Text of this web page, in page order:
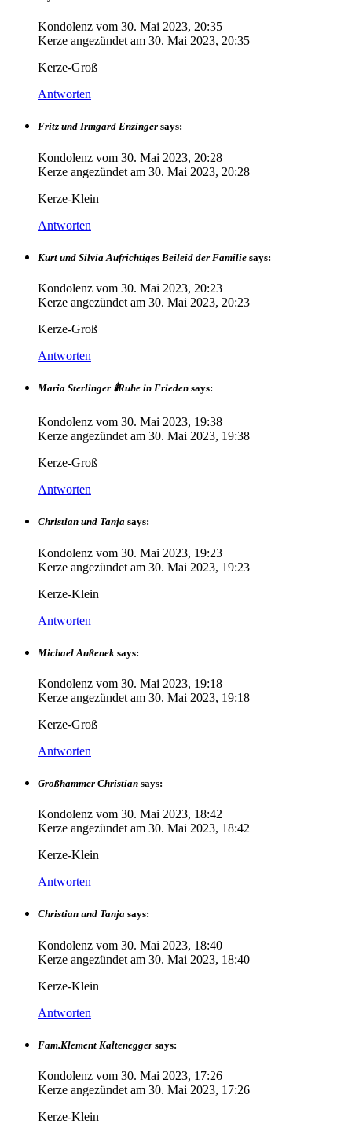
Kondolenz vom 30. Mai 2023, 20:35
Kerze angezündet am 30. Mai 2023, 20:35
Kerze-Groß
Antworten
Fritz und Irmgard Enzinger says:
Kondolenz vom 30. Mai 2023, 20:28
Kerze angezündet am 30. Mai 2023, 20:28
Kerze-Klein
Antworten
Kurt und Silvia Aufrichtiges Beileid der Familie says:
Kondolenz vom 30. Mai 2023, 20:23
Kerze angezündet am 30. Mai 2023, 20:23
Kerze-Groß
Antworten
Maria Sterlinger 🕯Ruhe in Frieden says:
Kondolenz vom 30. Mai 2023, 19:38
Kerze angezündet am 30. Mai 2023, 19:38
Kerze-Groß
Antworten
Christian und Tanja says:
Kondolenz vom 30. Mai 2023, 19:23
Kerze angezündet am 30. Mai 2023, 19:23
Kerze-Klein
Antworten
Michael Außenek says:
Kondolenz vom 30. Mai 2023, 19:18
Kerze angezündet am 30. Mai 2023, 19:18
Kerze-Groß
Antworten
Großhammer Christian says:
Kondolenz vom 30. Mai 2023, 18:42
Kerze angezündet am 30. Mai 2023, 18:42
Kerze-Klein
Antworten
Christian und Tanja says:
Kondolenz vom 30. Mai 2023, 18:40
Kerze angezündet am 30. Mai 2023, 18:40
Kerze-Klein
Antworten
Fam.Klement Kaltenegger says:
Kondolenz vom 30. Mai 2023, 17:26
Kerze angezündet am 30. Mai 2023, 17:26
Kerze-Klein